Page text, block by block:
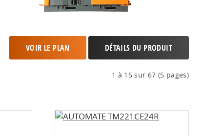
VOIR LE PLAN DÉTAILS DU PRODUIT
1 à 15 sur 67 (5 pages)